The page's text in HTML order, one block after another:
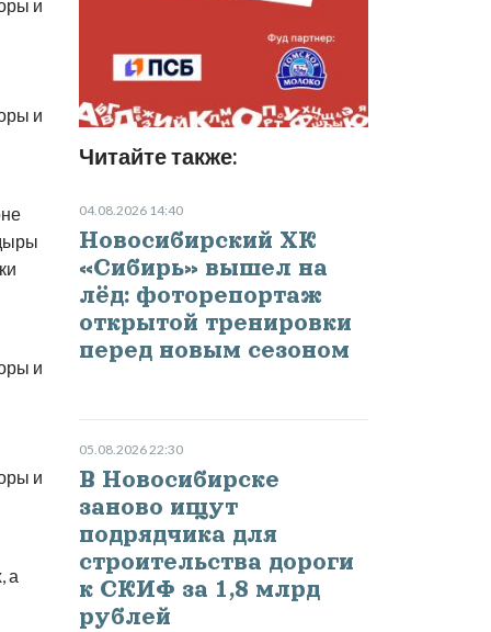
а
Читайте также:
04.08.2026 14:40
Новосибирский ХК
«Сибирь» вышел на
лёд: фоторепортаж
открытой тренировки
перед новым сезоном
05.08.2026 22:30
В Новосибирске
заново ищут
подрядчика для
строительства дороги
к СКИФ за 1,8 млрд
рублей